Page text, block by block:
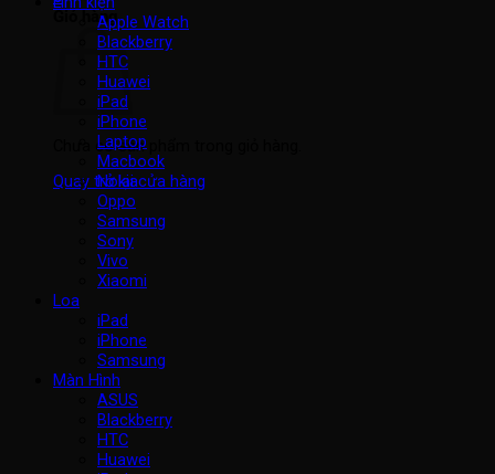
Giỏ hàng
Chưa có sản phẩm trong giỏ hàng.
Quay trở lại cửa hàng
Apple Watch
Blackberry
HTC
Huawei
iPad
iPhone
Laptop
Macbook
Nokia
Oppo
Samsung
Sony
Vivo
Xiaomi
Loa
iPad
iPhone
Samsung
Màn Hình
ASUS
Blackberry
HTC
Huawei